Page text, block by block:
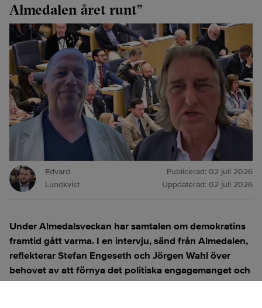
Almedalen året runt”
Edvard
Lundkvist
Publicerad: 02 juli 2026
Uppdaterad: 02 juli 2026
Under Almedalsveckan har samtalen om demokratins
framtid gått varma. I en intervju, sänd från Almedalen,
reflekterar Stefan Engeseth och Jörgen Wahl över
behovet av att förnya det politiska engagemanget och
hur modern teknik kan användas för att överbrygga